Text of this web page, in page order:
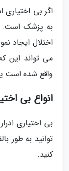
اگر بی اختیاری
به پزشک است.
اختلال ایجاد
می تواند این
واقع شده است
انواع بی
بی اختیاری
توانید به طور
کنید.